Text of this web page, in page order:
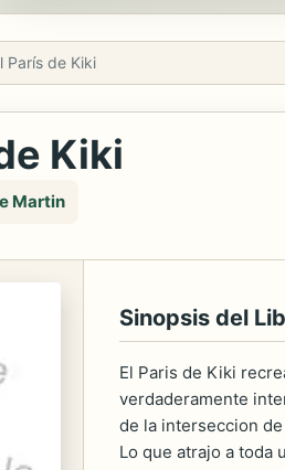
París de Kiki
Kiki
Martin
Sinopsis del
El Paris de Kiki
verdaderamente
de la interseccion
Lo que atrajo a toda